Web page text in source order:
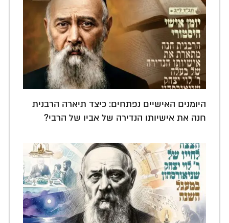
היומנים האישיים נפתחים: כיצד תיארה הרבנית
חנה את אישיותו הנדירה של אביו של הרבי?